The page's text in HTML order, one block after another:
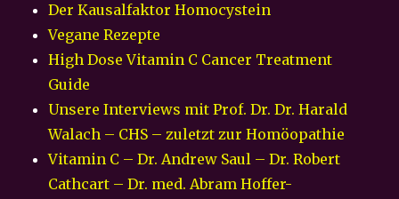
Der Kausalfaktor Homocystein
Vegane Rezepte
High Dose Vitamin C Cancer Treatment
Guide
Unsere Interviews mit Prof. Dr. Dr. Harald
Walach – CHS – zuletzt zur Homöopathie
Vitamin C – Dr. Andrew Saul – Dr. Robert
Cathcart – Dr. med. Abram Hoffer-